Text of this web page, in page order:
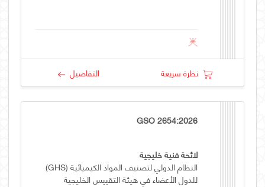
نظرة سريعة التفاصيل
GSO 2654:2026
لائحة فنية خليجية
النظام الدولي لتصنيف المواد الكيميائية (GHS)
للدول الأعضاء في هيئة التقييس الخليجية